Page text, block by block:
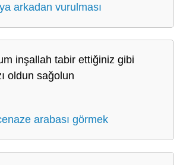
arkadan vurulması
inşallah tabir ettiğiniz gibi
oldun sağolun
arabası görmek